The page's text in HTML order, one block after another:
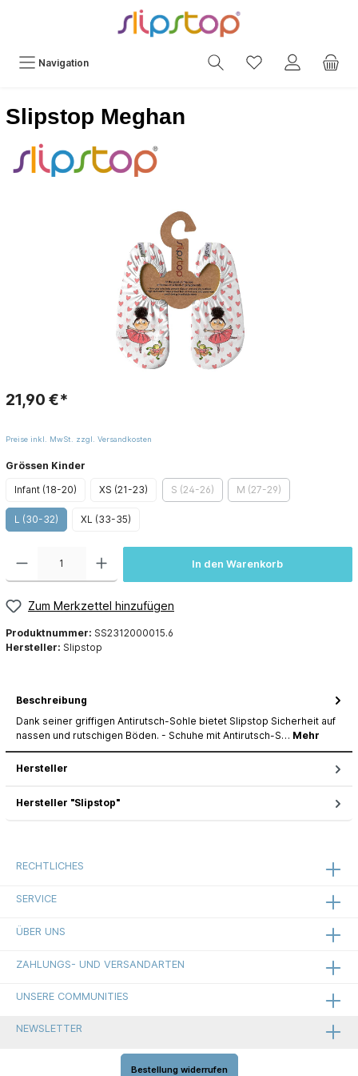
Navigation
Slipstop Meghan
21,90 €*
Preise inkl. MwSt. zzgl. Versandkosten
Grössen Kinder
Infant (18-20) XS (21-23) S (24-26) M (27-29)
L (30-32) XL (33-35)
In den Warenkorb
Zum Merkzettel hinzufügen
Produktnummer: SS2312000015.6
Hersteller: Slipstop
Beschreibung
Dank seiner griffigen Antirutsch-Sohle bietet Slipstop Sicherheit auf
nassen und rutschigen Böden. - Schuhe mit Antirutsch-S… Mehr
Hersteller
Hersteller "Slipstop"
RECHTLICHES
SERVICE
ÜBER UNS
ZAHLUNGS- UND VERSANDARTEN
UNSERE COMMUNITIES
NEWSLETTER
Bestellung widerrufen